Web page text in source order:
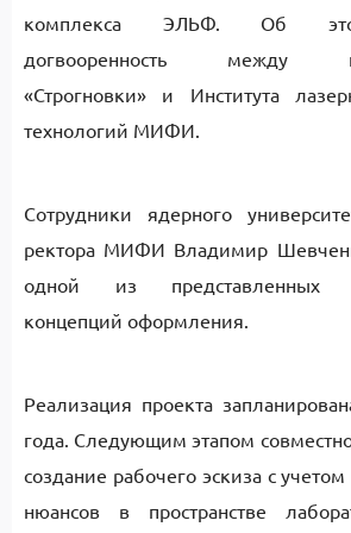
комплекса ЭЛЬФ. Об
догвооренность между
«Строгновки» и Института
технологий МИФИ.
Сотрудники ядерного
ректора МИФИ Владимир
одной из представленных
концепций оформления.
Реализация проекта
года. Следующим этапом
создание рабочего эскиза с
нюансов в пространстве